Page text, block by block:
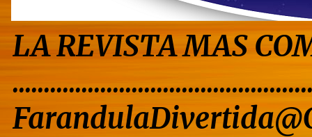
LA REVISTA MAS